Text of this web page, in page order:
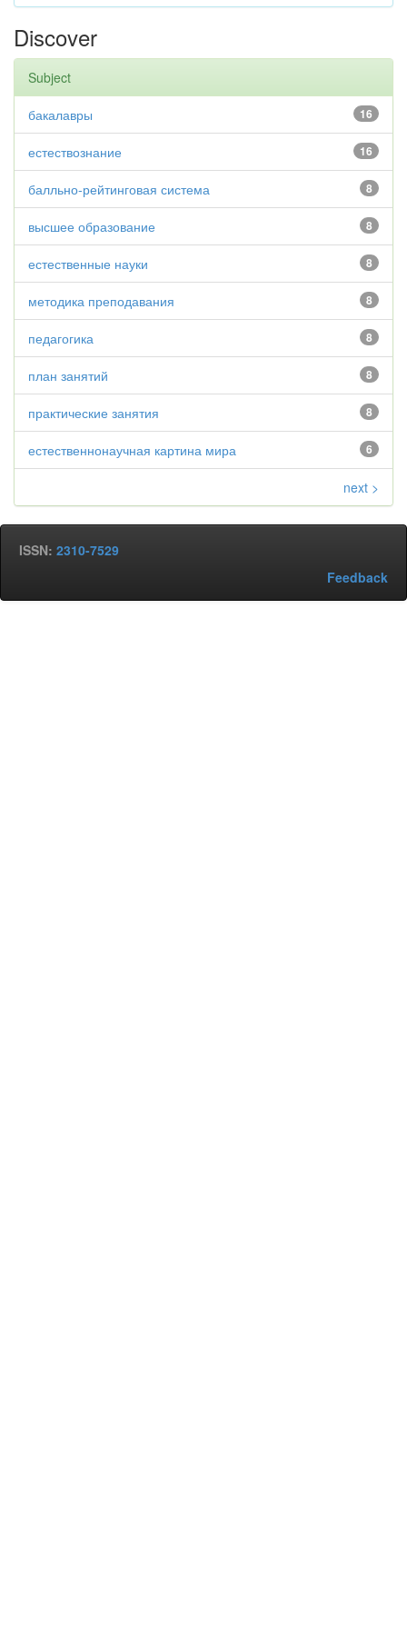
Discover
Subject
16
бакалавры
16
естествознание
8
балльно-рейтинговая система
8
высшее образование
8
естественные науки
8
методика преподавания
8
педагогика
8
план занятий
8
практические занятия
6
естественнонаучная картина мира
next >
ISSN: 2310-7529
Feedback